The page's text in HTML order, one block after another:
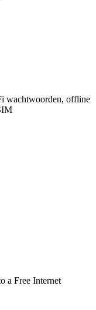
wachtwoorden, offline
a Free Internet